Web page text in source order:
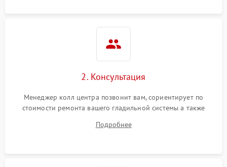
2. Консультация
Менеджер колл центра позвонит вам, сориентирует по
стоимости ремонта вашего гладильной системы а также
Подробнее